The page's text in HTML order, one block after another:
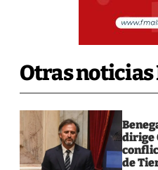
Otras
dirige
de